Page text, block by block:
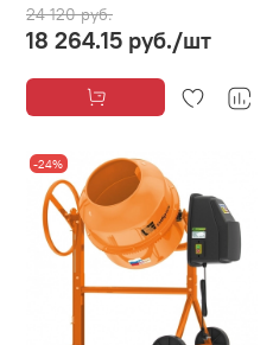
24 120 руб.
18 264.15 руб./шт
-24%